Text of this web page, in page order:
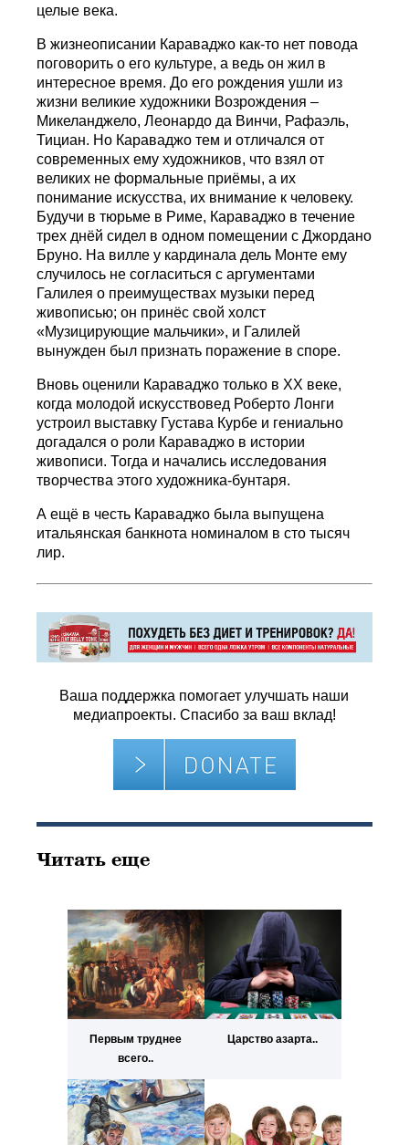
целые века.
В жизнеописании Караваджо как-то нет повода
поговорить о его культуре, а ведь он жил в
интересное время. До его рождения ушли из
жизни великие художники Возрождения –
Микеланджело, Леонардо да Винчи, Рафаэль,
Тициан. Но Караваджо тем и отличался от
современных ему художников, что взял от
великих не формальные приёмы, а их
понимание искусства, их внимание к человеку.
Будучи в тюрьме в Риме, Караваджо в течение
трех днёй сидел в одном помещении с Джордано
Бруно. На вилле у кардинала дель Монте ему
случилось не согласиться с аргументами
Галилея о преимуществах музыки перед
живописью; он принёс свой холст
«Музицирующие мальчики», и Галилей
вынужден был признать поражение в споре.
Вновь оценили Караваджо только в ХХ веке,
когда молодой искусствовед Роберто Лонги
устроил выставку Густава Курбе и гениально
догадался о роли Караваджо в истории
живописи. Тогда и начались исследования
творчества этого художника-бунтаря.
А ещё в честь Караваджо была выпущена
итальянская банкнота номиналом в сто тысяч
лир.
Ваша поддержка помогает улучшать наши
медиапроекты. Спасибо за ваш вклад!
Читать еще
Первым труднее
всего..
Царство азарта..